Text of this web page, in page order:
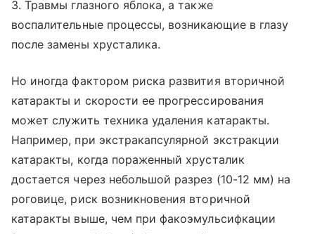
3. Травмы глазного яблока, а также
воспалительные процессы, возникающие в глазу
после замены хрусталика.
Но иногда фактором риска развития вторичной
катаракты и скорости ее прогрессирования
может служить техника удаления катаракты.
Например, при экстракапсулярной экстракции
катаракты, когда пораженный хрусталик
достается через небольшой разрез (10-12 мм) на
роговице, риск возникновения вторичной
катаракты выше, чем при факоэмульсифкации